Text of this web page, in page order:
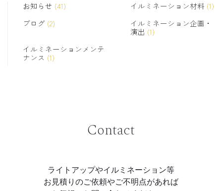
お知らせ (41) イルミネーション材料 (1)
ブログ (2)
イルミネーション企画・
演出 (1)
イルミネーションメンテ
ナンス (1)
Contact
ライトアップやイルミネーション等
お見積りのご依頼やご不明点があれば